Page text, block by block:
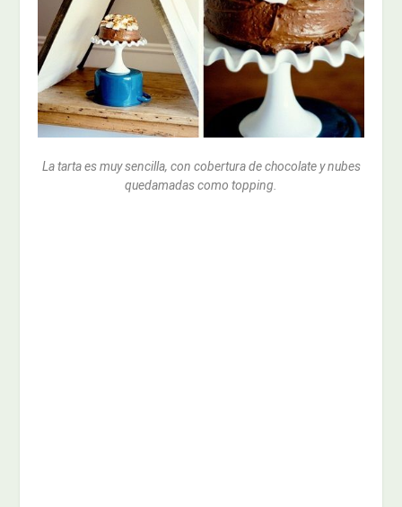
La tarta es muy sencilla, con cobertura de chocolate y nubes
quedamadas como topping.